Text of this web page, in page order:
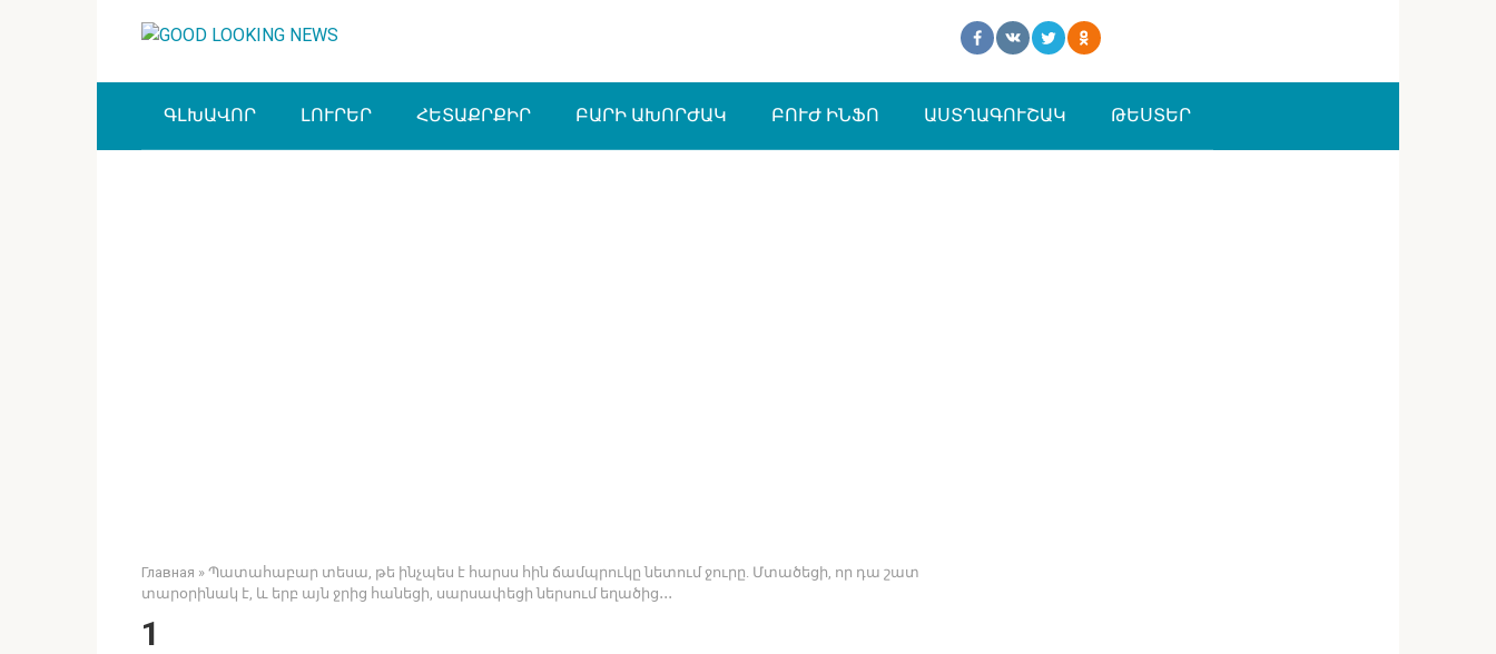
ԳԼԽԱՎՈՐ ԼՈՒՐԵՐ ՀԵՏԱՔՐՔԻՐ ԲԱՐԻ ԱԽՈՐԺԱԿ ԲՈՒԺ ԻՆՖՈ ԱՍՏՂԱԳՈՒՇԱԿ ԹԵՍՏԵՐ
Главная » Պատահաբար տեսա, թե ինչպես է հարսս հին ճամպրուկը նետում ջուրը. Մտածեցի, որ դա շատ
տարօրինակ է, և երբ այն ջրից հանեցի, սարսափեցի ներսում եղածից․․․
1